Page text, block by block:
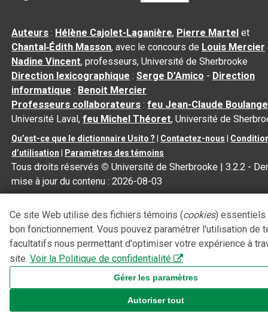
Auteurs : Hélène Cajolet-Laganière, Pierre Martel et
Chantal‑Édith Masson, avec le concours de Louis Mercier
Nadine Vincent, professeurs, Université de Sherbrooke
Direction lexicographique :Serge D’Amico - Direction
informatique : Benoit Mercier
Professeurs collaborateurs :feu Jean-Claude
Université Laval,feu Michel Théoret, Université de
Qu’est-ce que le dictionnaire Usito ? | Contactez-nous |
d’utilisation | Paramètres des témoins
Tous droits réservés © Université de Sherbrooke |3.2.2 -
mise à jour du contenu :2026-08-03
Ce site Web utilise des fichiers témoins (cookies) essentiels
bon fonctionnement. Vous pouvez paramétrer l'utilisation de
facultatifs nous permettant d'optimiser votre expérience à
site. Voir la Politique de confidentialité
Gérer les paramètres
Autoriser tout